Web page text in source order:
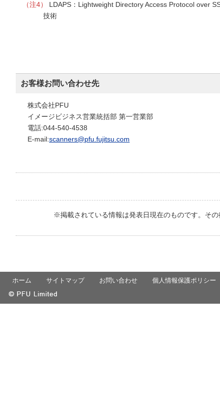
（注4）
LDAPS：Lightweight Directory Access Protocol over
技術
お客様お問い合わせ先
株式会社PFU
イメージビジネス営業統括部 第一営業部
電話:044-540-4538
E-mail:scanners@pfu.fujitsu.com
※掲載されている情報は発表日現在のものです。そ
ホーム サイトマップ お問い合わせ 個人情報保護ポリシー